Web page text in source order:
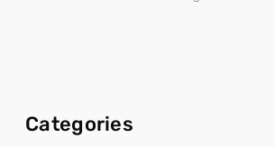
Categories